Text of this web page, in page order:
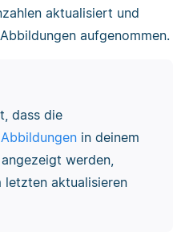
aktualisiert und
aufgenommen.
dass die
in deinem
werden,
letzten aktualisieren